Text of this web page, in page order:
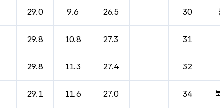
29.0 9.6 26.5 30
29.8 10.8 27.3 31
29.8 11.3 27.4 32
29.1 11.6 27.0 34